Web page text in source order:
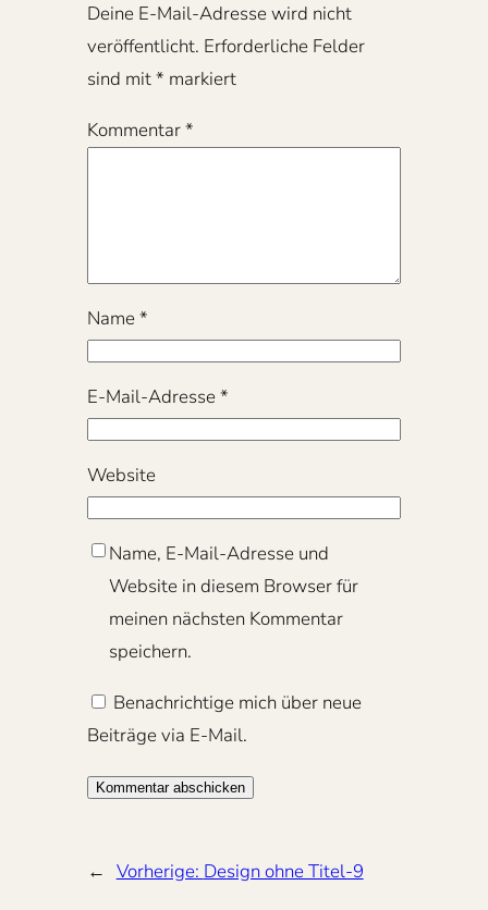
Deine E-Mail-Adresse wird nicht
veröffentlicht. Erforderliche Felder
sind mit* markiert
Kommentar*
Name*
E-Mail-Adresse*
Website
Name, E-Mail-Adresse und
Website in diesem Browser für
meinen nächsten Kommentar
speichern.
Benachrichtige mich über neue
Beiträge via E-Mail.
← Vorherige: Design ohne Titel-9